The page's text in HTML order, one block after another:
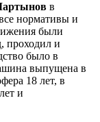
в
нормативы и
были
проходил и
было в
выпущена в
18 лет, в
и